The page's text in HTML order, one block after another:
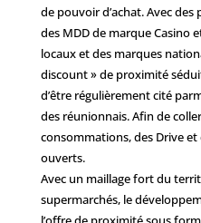
de pouvoir d’achat. Avec
des MDD de marque Casino
locaux et des marques
discount » de proximité
d’être régulièrement cité
des réunionnais. Afin de
consommations, des Drive
ouverts.
Avec un maillage fort du
supermarchés, le